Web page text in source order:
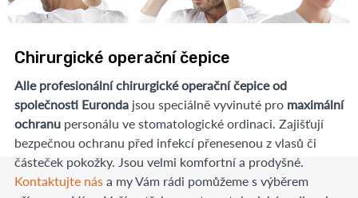
Chirurgické operační čepice
Alle profesionální chirurgické operační čepice od
společnosti Euronda jsou speciálně vyvinuté pro maximální
ochranu personálu ve stomatologické ordinaci. Zajišťují
bezpečnou ochranu před infekcí přenesenou z vlasů či
částeček pokožky. Jsou velmi komfortní a prodyšné.
Kontaktujte nás a my Vám rádi pomůžeme s výběrem